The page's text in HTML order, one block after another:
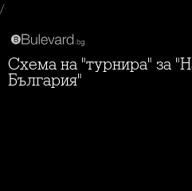
/
Схема на "турнира" за "Най-красив град на
България"